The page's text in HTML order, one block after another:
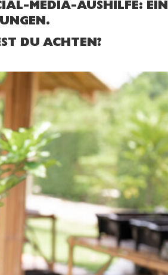
MEDIA-AUSHILFE: EIN
DU ACHTEN?